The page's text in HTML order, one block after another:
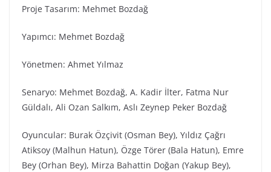
Proje Tasarım: Mehmet Bozdağ
Yapımcı: Mehmet Bozdağ
Yönetmen: Ahmet Yılmaz
Senaryo: Mehmet Bozdağ, A. Kadir İlter, Fatma Nur
Güldalı, Ali Ozan Salkım, Aslı Zeynep Peker Bozdağ
Oyuncular: Burak Özçivit (Osman Bey), Yıldız Çağrı
Atiksoy (Malhun Hatun), Özge Törer (Bala Hatun), Emre
Bey (Orhan Bey), Mirza Bahattin Doğan (Yakup Bey),